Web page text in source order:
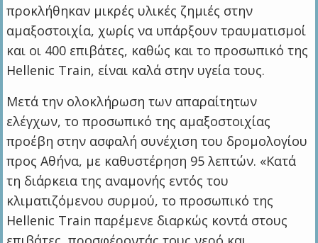
προκλήθηκαν μικρές υλικές ζημιές στην
αμαξοστοιχία, χωρίς να υπάρξουν τραυματισμοί
και οι 400 επιβάτες, καθώς και το προσωπικό της
Hellenic Train, είναι καλά στην υγεία τους.
Μετά την ολοκλήρωση των απαραίτητων
ελέγχων, το προσωπικό της αμαξοστοιχίας
προέβη στην ασφαλή συνέχιση του δρομολογίου
προς Αθήνα, με καθυστέρηση 95 λεπτών. «Κατά
τη διάρκεια της αναμονής εντός του
κλιματιζόμενου συρμού, το προσωπικό της
Hellenic Train παρέμενε διαρκώς κοντά στους